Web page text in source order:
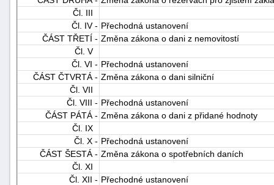
Čl. III
Čl. IV - Přechodná ustanovení
ČÁST TŘETÍ - Změna zákona o dani z nemovitostí
Čl. V
Čl. VI - Přechodná ustanovení
ČÁST ČTVRTÁ - Změna zákona o dani silniční
Čl. VII
Čl. VIII - Přechodná ustanovení
ČÁST PÁTÁ - Změna zákona o dani z přidané hodnoty
Čl. IX
Čl. X - Přechodná ustanovení
ČÁST ŠESTÁ - Změna zákona o spotřebních daních
Čl. XI
Čl. XII - Přechodné ustanovení
"náhradě
škod"